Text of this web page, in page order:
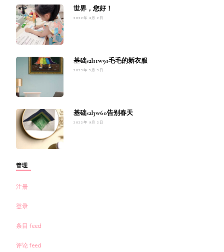
世界，您好！
2022年 9月 2日
基础s2l11w91毛毛的新衣服
2023年 5月 5日
基础s2l3w60告别春天
2022年 9月 2日
管理
注册
登录
条目 feed
评论 feed